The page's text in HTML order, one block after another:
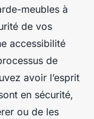
meubles à
de vos
accessibilité
de
avoir l’esprit
en sécurité,
ou de les